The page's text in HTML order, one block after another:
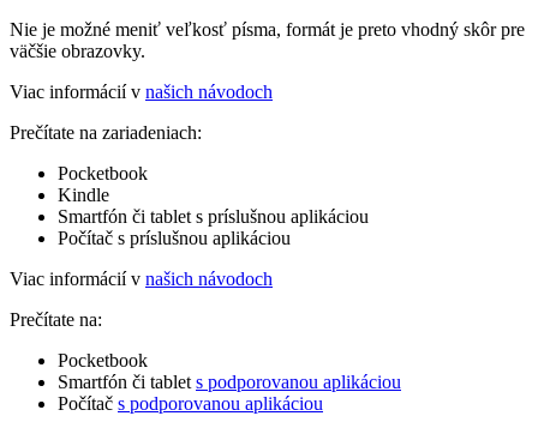
Nie je možné meniť veľkosť písma, formát je preto vhodný skôr pre
väčšie obrazovky.
Viac informácií v našich návodoch
Prečítate na zariadeniach:
Pocketbook
Kindle
Smartfón či tablet s príslušnou aplikáciou
Počítač s príslušnou aplikáciou
Viac informácií v našich návodoch
Prečítate na:
Pocketbook
Smartfón či tablet s podporovanou aplikáciou
Počítač s podporovanou aplikáciou